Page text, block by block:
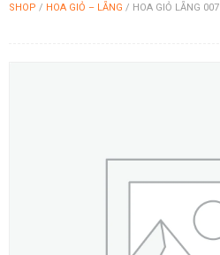
SHOP / HOA GIỎ – LẴNG / HOA GIỎ LẴNG 007